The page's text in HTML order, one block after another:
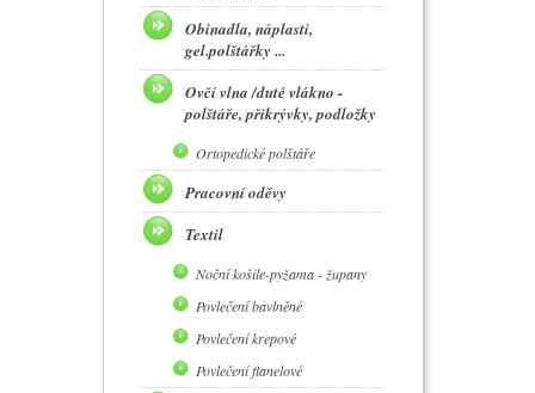
Obinadla, náplasti,
gel.polštářky ...
Ovčí vlna /duté vlákno -
polštáře, přikrývky, podložky
Ortopedické polštáře
Pracovní oděvy
Textil
Noční košile-pyžama - župany
Povlečení bavlněné
Povlečení krepové
Povlečení flanelové